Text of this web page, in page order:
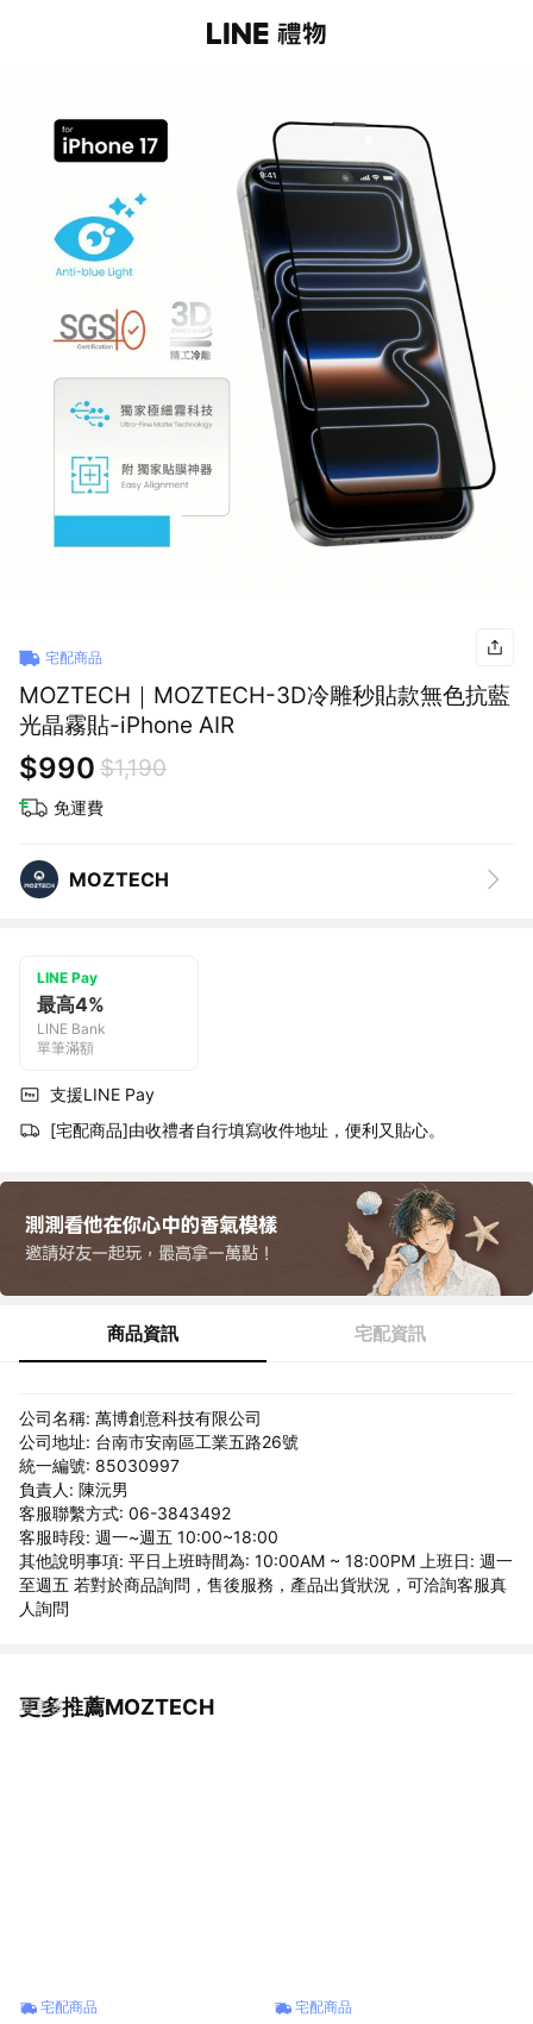
宅配商品
MOZTECH｜MOZTECH-3D冷雕秒貼款無色抗藍
光晶霧貼-iPhone AIR
$990 $1,190
免運費
MOZTECH
LINE Pay
最高4%
LINE Bank
單筆滿額
支援LINE Pay
[宅配商品]由收禮者自行填寫收件地址，便利又貼心。
商品資訊 宅配資訊
公司名稱: 萬博創意科技有限公司
公司地址: 台南市安南區工業五路26號
統一編號: 85030997
負責人: 陳沅男
客服聯繫方式: 06-3843492
客服時段: 週一~週五 10:00~18:00
其他說明事項: 平日上班時間為: 10:00AM ~ 18:00PM 上班日: 週一
至週五 若對於商品詢問，售後服務，產品出貨狀況，可洽詢客服真
人詢問
更多推薦MOZTECH
看更多
宅配商品 宅配商品